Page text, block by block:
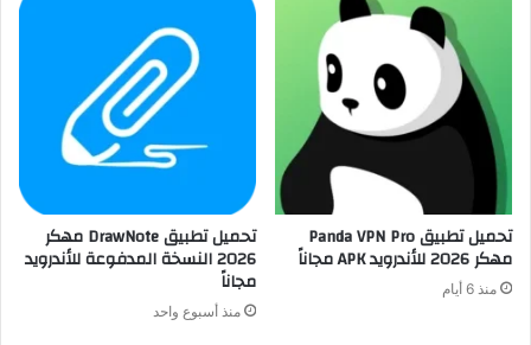
تحميل تطبيق Panda VPN Pro
مهكر 2026 للأندرويد APK مجاناً
منذ 6 أيام
تحميل تطبيق DrawNote مهكر
2026 النسخة المدفوعة للأندرويد
مجاناً
منذ أسبوع واحد